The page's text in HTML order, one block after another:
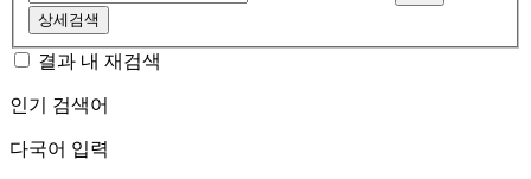
상세검색
결과 내 재검색
인기 검색어
다국어 입력